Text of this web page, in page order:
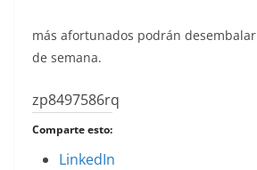
más afortunados podrán
de semana.
zp8497586rq
Comparte esto:
LinkedIn